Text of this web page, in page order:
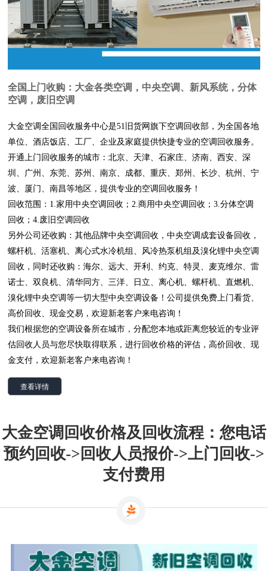
全国上门收购：大金各类空调，中央空调、新风系统，分体
空调，废旧空调
大金空调全国回收服务中心是51旧货网旗下空调回收部，为全国各地
单位、酒店饭店、工厂、企业及家庭提供快捷专业的空调回收服务。
开通上门回收服务的城市：北京、天津、石家庄、济南、西安、深
圳、广州、东莞、苏州、南京、成都、重庆、郑州、长沙、杭州、宁
波、厦门、南昌等地区，提供专业的空调回收服务！
回收范围：1.家用中央空调回收；2.商用中央空调回收；3.分体空调
回收；4.废旧空调回收
另外公司还收购：其他品牌中央空调回收，中央空调成套设备回收，
螺杆机、活塞机、离心式水冷机组、风冷热泵机组及溴化锂中央空调
回收，同时还收购：海尔、远大、开利、约克、特灵、麦克维尔、雷
诺士、双良机、清华同方、三洋、日立、离心机、螺杆机、直燃机、
溴化锂中央空调等一切大型中央空调设备！公司提供免费上门看货、
高价回收、现金交易，欢迎新老客户来电咨询！
我们根据您的空调设备所在城市，分配您本地或距离您较近的专业评
估回收人员与您尽快取得联系，进行回收价格的评估，高价回收、现
金支付，欢迎新老客户来电咨询！
查看详情
大金空调回收价格及回收流程：您电话
预约回收->回收人员报价->上门回收->
支付费用